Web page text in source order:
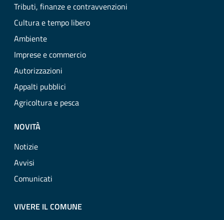
Tributi, finanze e contravvenzioni
Cultura e tempo libero
Ambiente
Imprese e commercio
Autorizzazioni
Appalti pubblici
Agricoltura e pesca
NOVITÀ
Notizie
Avvisi
Comunicati
VIVERE IL COMUNE